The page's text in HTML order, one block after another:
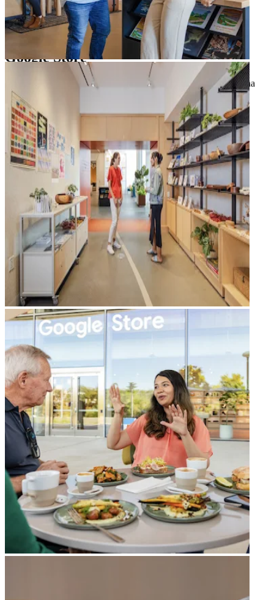
chevron_right
arrow_forward
Plats
Google Store
Köp de senaste produkterna från Google, få hjälp av våra erfarna
experter, delta i en workshop och hitta exklusiv Google-merch
arrow_forward
Plats
Plaza
Upplev konstinstallationer och utomhusevenemang
arrow_forward
Konst
Bli inspirerad av interaktiva och fantasifulla konstverk
arrow_forward